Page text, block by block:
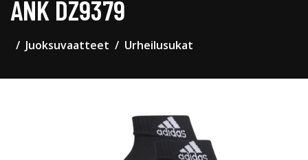
ANK DZ9379
Juoksuvaatteet Urheilusukat